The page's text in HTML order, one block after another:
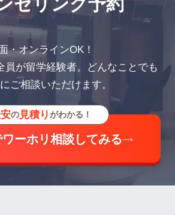
セリング予約
・オンラインOK！
員が留学経験者。どんなことでも
ご相談いただけます。
の見積りがわかる！
ーホリ相談してみる